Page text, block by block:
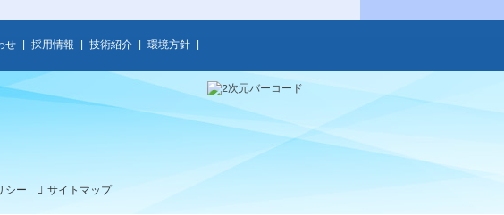
せ 採用情報 技術紹介 環境方針
シー サイトマップ